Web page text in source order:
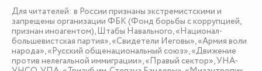
Для читателей: в России признаны экстремистскими и
запрещены организации ФБК (Фонд борьбы с коррупцией,
признан иноагентом), Штабы Навального, «Национал-
большевистская партия», «Свидетели Иеговы», «Армия воли
народа», «Русский общенациональный союз», «Движение
против нелегальной иммиграции», «Правый сектор», УНА-